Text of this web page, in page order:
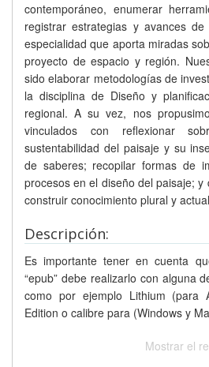
contemporáneo, enumerar
registrar estrategias y avances
especialidad que aporta miradas
proyecto de espacio y región.
sido elaborar metodologías de
la disciplina de Diseño y
regional. A su vez, nos
vinculados con reflexionar
sustentabilidad del paisaje y su
de saberes; recopilar formas de
procesos en el diseño del paisaje;
construir conocimiento plural y
Descripción:
Es importante tener en cuenta
“epub” debe realizarlo con alguna
como por ejemplo Lithium (para
Edition o calibre para (Windows y
Mostrar el